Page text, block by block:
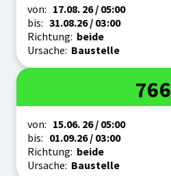
Zeitraum
von: 17.08. 26/ 05:00
bis: 31.08.26/ 03:00
Richtung: beide
Ursache: Baustelle
Linie
766
Zeitraum
von: 15.06. 26/ 05:00
bis: 01.09.26/ 03:00
Richtung: beide
Ursache: Baustelle